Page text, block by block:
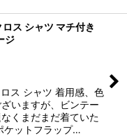
ス シャツ マチ付き
ジ
ス シャツ 着用感、色
いますが、ビンテー
くまだまだ着ていた
ケットフラップ…